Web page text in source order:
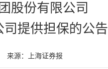
股份有限公司
提供担保的公告
来源：上海证券报